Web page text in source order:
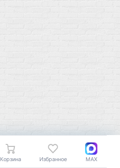
Корзина Избранное MAX